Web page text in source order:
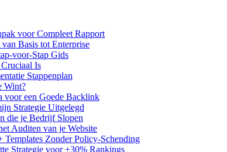
voor Compleet Rapport
Basis tot Enterprise
voor-Stap Gids
Is
Stappenplan
Wint?
een Goede Backlink
Strategie Uitgelegd
die je Bedrijf Slopen
Auditen van je Website
Zonder Policy-Schending
Strategie voor +30% Rankings